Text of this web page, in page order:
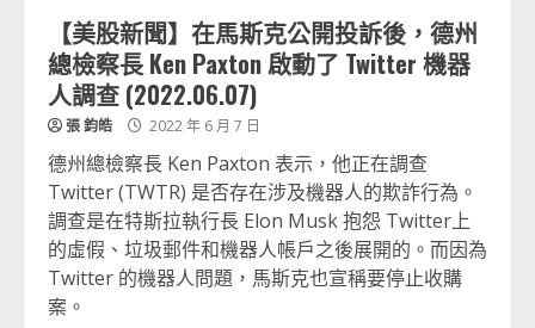
【美股新聞】在馬斯克公開投訴後，德州
總檢察長 Ken Paxton 啟動了 Twitter 機器
人調查 (2022.06.07)
張 鈞皓 2022 年 6 月 7 日
德州總檢察長 Ken Paxton 表示，他正在調查
Twitter (TWTR) 是否存在涉及機器人的欺詐行為。
調查是在特斯拉執行長 Elon Musk 抱怨 Twitter上
的虛假、垃圾郵件和機器人帳戶之後展開的。而因為
Twitter 的機器人問題，馬斯克也宣稱要停止收購
案。